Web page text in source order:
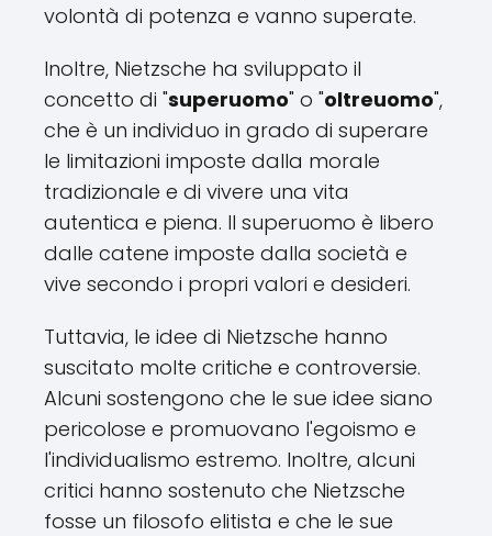
volontà di potenza e vanno superate.
Inoltre, Nietzsche ha sviluppato il
concetto di "superuomo" o "oltreuomo",
che è un individuo in grado di superare
le limitazioni imposte dalla morale
tradizionale e di vivere una vita
autentica e piena. Il superuomo è libero
dalle catene imposte dalla società e
vive secondo i propri valori e desideri.
Tuttavia, le idee di Nietzsche hanno
suscitato molte critiche e controversie.
Alcuni sostengono che le sue idee siano
pericolose e promuovano l'egoismo e
l'individualismo estremo. Inoltre, alcuni
critici hanno sostenuto che Nietzsche
fosse un filosofo elitista e che le sue